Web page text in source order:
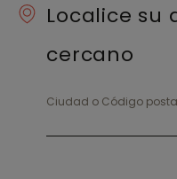
Localice su
cercano
Ciudad o Código